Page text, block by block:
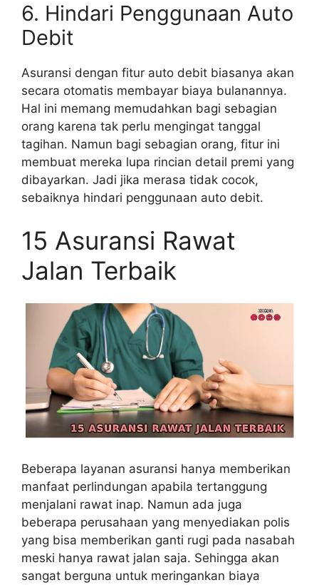
6. Hindari Penggunaan Auto
Debit
Asuransi dengan fitur auto debit biasanya akan
secara otomatis membayar biaya bulanannya.
Hal ini memang memudahkan bagi sebagian
orang karena tak perlu mengingat tanggal
tagihan. Namun bagi sebagian orang, fitur ini
membuat mereka lupa rincian detail premi yang
dibayarkan. Jadi jika merasa tidak cocok,
sebaiknya hindari penggunaan auto debit.
15 Asuransi Rawat
Jalan Terbaik
Beberapa layanan asuransi hanya memberikan
manfaat perlindungan apabila tertanggung
menjalani rawat inap. Namun ada juga
beberapa perusahaan yang menyediakan polis
yang bisa memberikan ganti rugi pada nasabah
meski hanya rawat jalan saja. Sehingga akan
sangat berguna untuk meringankan biaya